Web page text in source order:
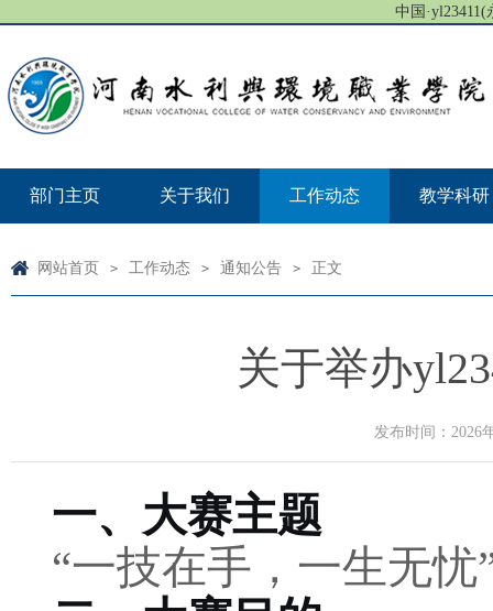
中国
部门主页 关于我们 工作动态 教学科研
网站首页 > 工作动态 > 通知公告 > 正文
关于举办
发布时间：2026
一、大赛主题
“一技在手，一生无忧